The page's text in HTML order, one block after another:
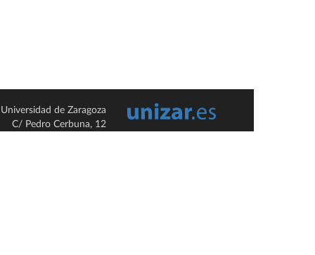
Universidad de Zaragoza
C/ Pedro Cerbuna, 12